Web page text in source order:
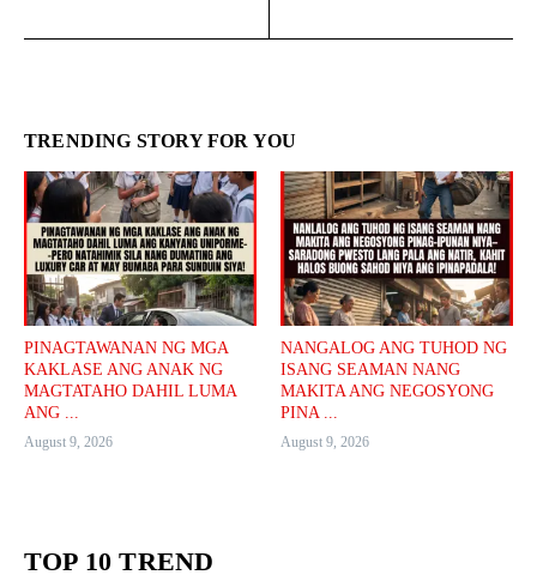
TRENDING STORY FOR YOU
PINAGTAWANAN NG MGA
KAKLASE ANG ANAK NG
MAGTATAHO DAHIL LUMA
ANG ...
August 9, 2026
NANGALOG ANG TUHOD NG
ISANG SEAMAN NANG
MAKITA ANG NEGOSYONG
PINA ...
August 9, 2026
TOP 10 TREND